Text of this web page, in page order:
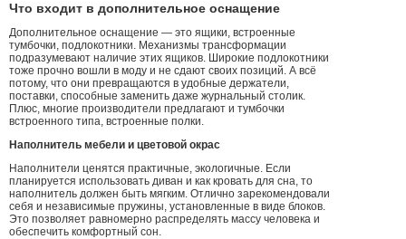
Что входит в дополнительное оснащение
Дополнительное оснащение — это ящики, встроенные
тумбочки, подлокотники. Механизмы трансформации
подразумевают наличие этих ящиков. Широкие подлокотники
тоже прочно вошли в моду и не сдают своих позиций. А всё
потому, что они превращаются в удобные держатели,
поставки, способные заменить даже журнальный столик.
Плюс, многие производители предлагают и тумбочки
встроенного типа, встроенные полки.
Наполнитель мебели и цветовой окрас
Наполнители ценятся практичные, экологичные. Если
планируется использовать диван и как кровать для сна, то
наполнитель должен быть мягким. Отлично зарекомендовали
себя и независимые пружины, установленные в виде блоков.
Это позволяет равномерно распределять массу человека и
обеспечить комфортный сон.